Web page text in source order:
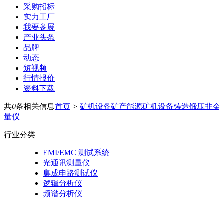
采购招标
实力工厂
我要参展
产业头条
品牌
动态
短视频
行情报价
资料下载
共0条相关信息首页 > 矿机设备矿产能源矿机设备铸造锻压非
量仪
行业分类
EMI/EMC 测试系统
光通讯测量仪
集成电路测试仪
逻辑分析仪
频谱分析仪